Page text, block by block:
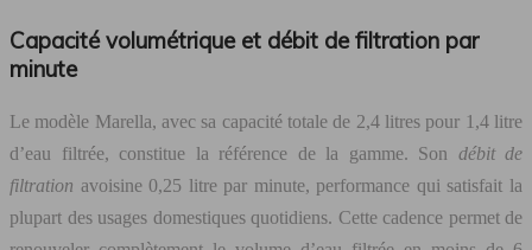
Capacité volumétrique et débit de filtration par
minute
Le modèle Marella, avec sa capacité totale de 2,4 litres pour 1,4 litre
d’eau filtrée, constitue la référence de la gamme. Son débit de
filtration avoisine 0,25 litre par minute, performance qui satisfait la
plupart des usages domestiques quotidiens. Cette cadence permet de